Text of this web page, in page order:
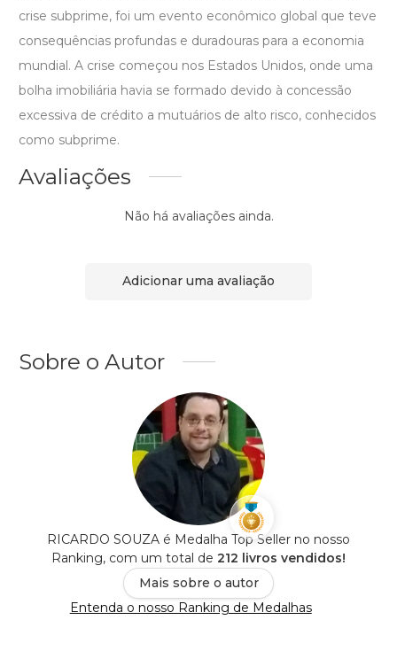
crise subprime, foi um evento econômico global que teve
consequências profundas e duradouras para a economia
mundial. A crise começou nos Estados Unidos, onde uma
bolha imobiliária havia se formado devido à concessão
excessiva de crédito a mutuários de alto risco, conhecidos
como subprime.
Avaliações
Não há avaliações ainda.
Adicionar uma avaliação
Sobre o Autor
RICARDO SOUZA é Medalha Top Seller no nosso
Ranking, com um total de 212 livros vendidos!
Mais sobre o autor
Entenda o nosso Ranking de Medalhas